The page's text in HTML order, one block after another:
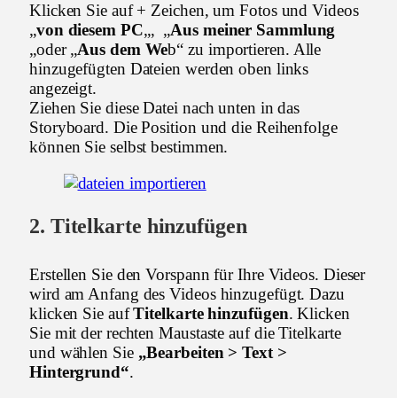
Klicken Sie auf + Zeichen, um Fotos und Videos
„von diesem PC„, „Aus meiner Sammlung
„oder „Aus dem Web“ zu importieren. Alle
hinzugefügten Dateien werden oben links
angezeigt.
Ziehen Sie diese Datei nach unten in das
Storyboard. Die Position und die Reihenfolge
können Sie selbst bestimmen.
2. Titelkarte hinzufügen
Erstellen Sie den Vorspann für Ihre Videos. Dieser
wird am Anfang des Videos hinzugefügt. Dazu
klicken Sie aufTitelkarte hinzufügen. Klicken
Sie mit der rechten Maustaste auf die Titelkarte
und wählen Sie„Bearbeiten > Text >
Hintergrund“.